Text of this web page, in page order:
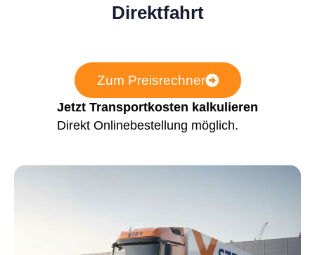
Direktfahrt
Zum Preisrechner
Jetzt Transportkosten kalkulieren
Direkt Onlinebestellung möglich.